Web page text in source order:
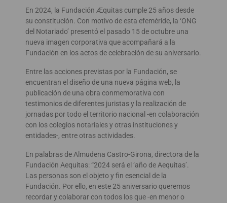
En 2024, la Fundación Æquitas cumple 25 años desde
su constitución. Con motivo de esta efeméride, la ‘ONG
del Notariado’ presentó el pasado 15 de octubre una
nueva imagen corporativa que acompañará a la
Fundación en los actos de celebración de su aniversario.
Entre las acciones previstas por la Fundación, se
encuentran el diseño de una nueva página web, la
publicación de una obra conmemorativa con
testimonios de diferentes juristas y la realización de
jornadas por todo el territorio nacional -en colaboración
con los colegios notariales y otras instituciones y
entidades-, entre otras actividades.
En palabras de Almudena Castro-Girona, directora de la
Fundación Aequitas: “2024 será el ‘año de Aequitas’.
Las personas son el objeto y fin esencial de la
Fundación. Por ello, en este 25 aniversario queremos
recordar y colaborar con todos los que -en menor o